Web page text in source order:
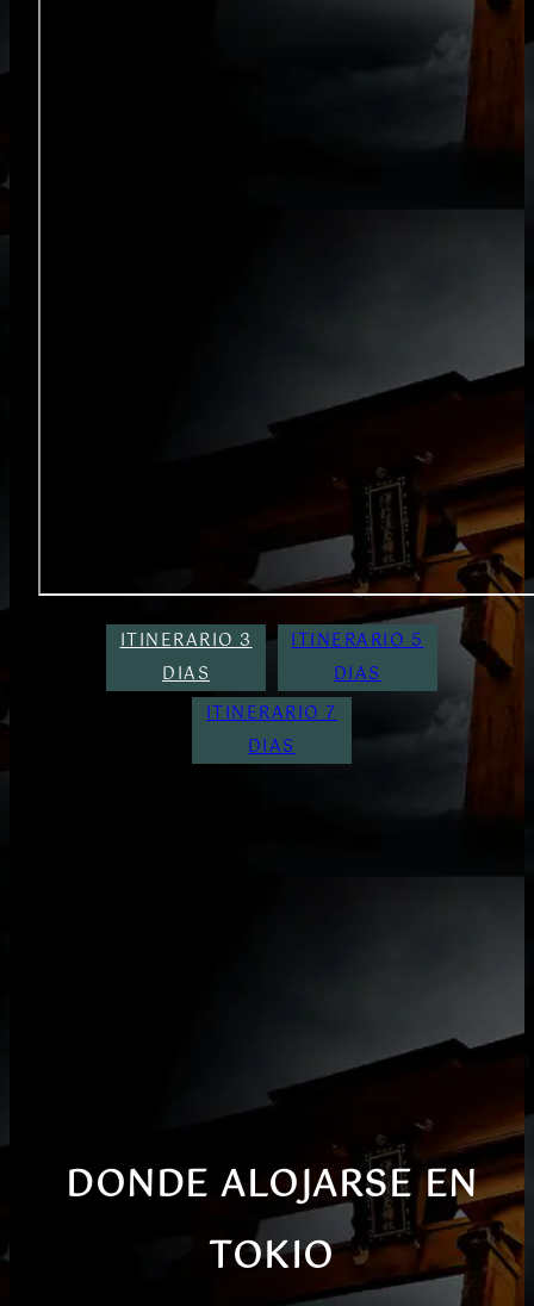
ITINERARIO 3
DIAS
ITINERARIO 5
DIAS
ITINERARIO 7
DIAS
DONDE ALOJARSE EN
TOKIO